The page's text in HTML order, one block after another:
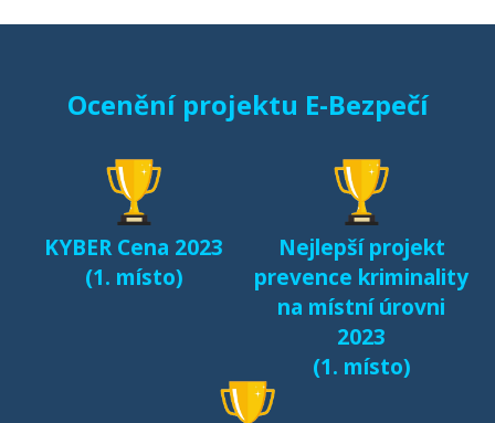
Ocenění projektu E-Bezpečí
KYBER Cena 2023
(1. místo)
Nejlepší projekt
prevence kriminality
na místní úrovni
2023
(1. místo)